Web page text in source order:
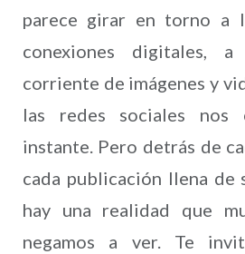
parece girar en torno a
conexiones digitales, a
corriente de imágenes y
las redes sociales nos
instante. Pero detrás de
cada publicación llena de
hay una realidad que
negamos a ver. Te